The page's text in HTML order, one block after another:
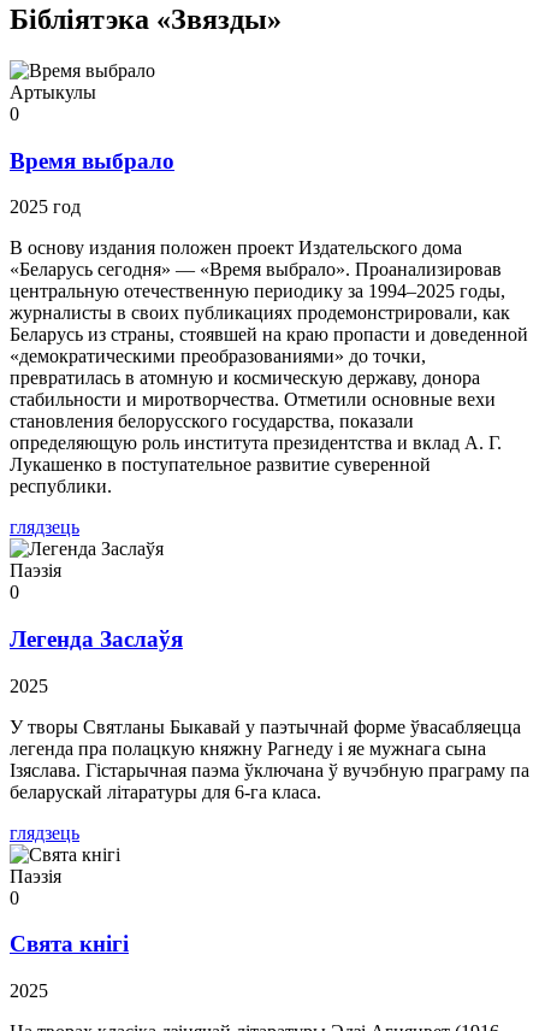
Бібліятэка «Звязды»
Артыкулы
0
Время выбрало
2025 год
В основу издания положен проект Издательского дома
«Беларусь сегодня» — «Время выбрало». Проанализировав
центральную отечественную периодику за 1994–2025 годы,
журналисты в своих публикациях продемонстрировали, как
Беларусь из страны, стоявшей на краю пропасти и доведенной
«демократическими преобразованиями» до точки,
превратилась в атомную и космическую державу, донора
стабильности и миротворчества. Отметили основные вехи
становления белорусского государства, показали
определяющую роль института президентства и вклад А. Г.
Лукашенко в поступательное развитие суверенной
республики.
глядзець
Паэзія
0
Легенда Заслаўя
2025
У творы Святланы Быкавай у паэтычнай форме ўвасабляецца
легенда пра полацкую княжну Рагнеду і яе мужнага сына
Ізяслава. Гістарычная паэма ўключана ў вучэбную праграму па
беларускай літаратуры для 6-га класа.
глядзець
Паэзія
0
Свята кнігі
2025